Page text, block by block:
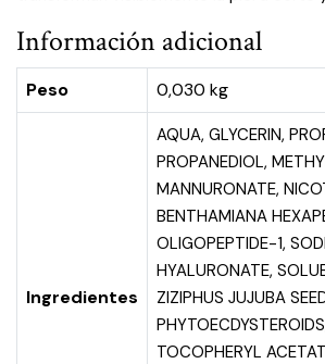
Información adicional
Peso 0,030 kg
Ingredientes
AQUA, GLYCERIN,
PROPANEDIOL,
MANNURONATE,
BENTHAMIANA
OLIGOPEPTIDE-1,
HYALURONATE,
ZIZIPHUS JUJUBA
TOCOPHERYL